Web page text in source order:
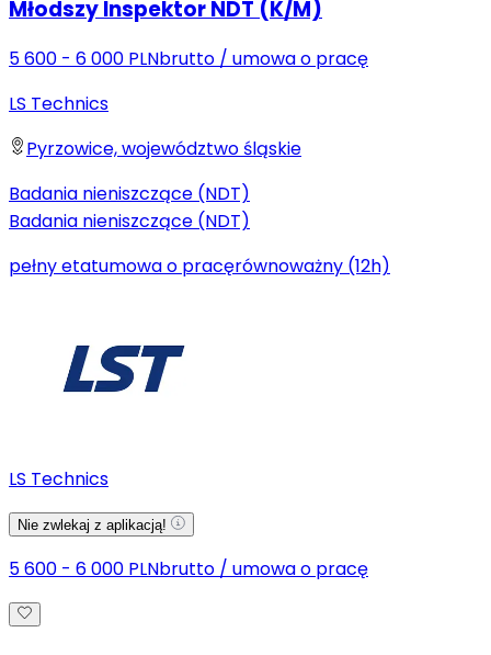
Młodszy Inspektor NDT (K/M)
5 600 - 6 000 PLNbrutto / umowa o pracę
LS Technics
Pyrzowice, województwo śląskie
Badania nieniszczące (NDT)
Badania nieniszczące (NDT)
pełny etatumowa o pracęrównoważny (12h)
LS Technics
Nie zwlekaj z aplikacją!
5 600 - 6 000 PLNbrutto / umowa o pracę